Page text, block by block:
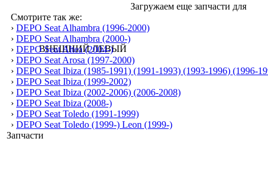
Загружаем еще запчасти для
Смотрите так же:
› DEPO Seat Alhambra (1996-2000)
› DEPO Seat Alhambra (2000-)
› DEPO Seat Altea (2004-)
› DEPO Seat Arosa (1997-2000)
› DEPO Seat Ibiza (1985-1991) (1991-1993) (1993-1996) (1996-
› DEPO Seat Ibiza (1999-2002)
› DEPO Seat Ibiza (2002-2006) (2006-2008)
› DEPO Seat Ibiza (2008-)
› DEPO Seat Toledo (1991-1999)
› DEPO Seat Toledo (1999-) Leon (1999-)
Запчасти